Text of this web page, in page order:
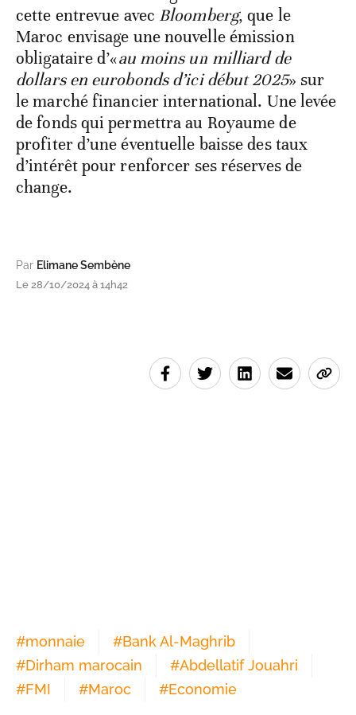
cette entrevue avec Bloomberg, que le
Maroc envisage une nouvelle émission
obligataire d’«au moins un milliard de
dollars en eurobonds d’ici début 2025» sur
le marché financier international. Une levée
de fonds qui permettra au Royaume de
profiter d’une éventuelle baisse des taux
d’intérêt pour renforcer ses réserves de
change.
Par Elimane Sembène
Le 28/10/2024 à 14h42
#monnaie #Bank Al-Maghrib
#Dirham marocain #Abdellatif Jouahri
#FMI #Maroc #Economie